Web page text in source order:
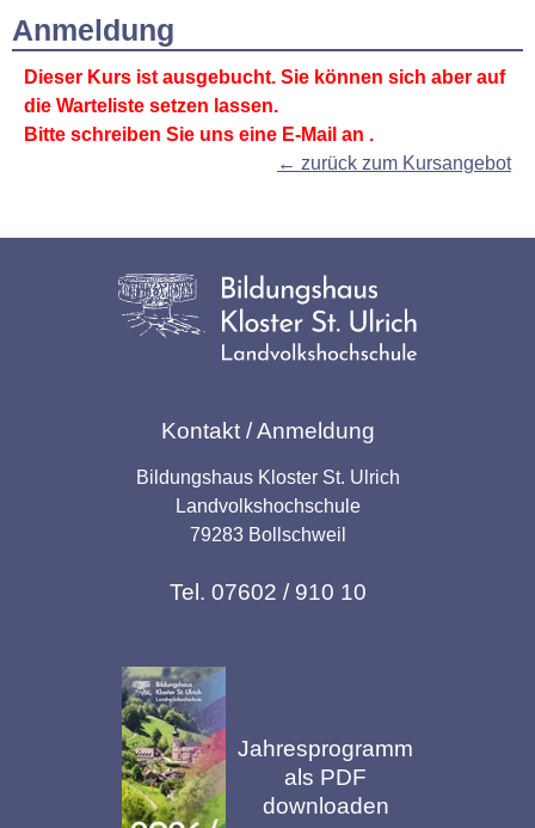
Anmeldung
Dieser Kurs ist ausgebucht. Sie können sich aber auf
die Warteliste setzen lassen.
Bitte schreiben Sie uns eine E-Mail an .
← zurück zum Kursangebot
Kontakt / Anmeldung
Bildungshaus Kloster St. Ulrich
Landvolkshochschule
79283 Bollschweil
Tel. 07602 / 910 10
Jahresprogramm
als PDF
downloaden